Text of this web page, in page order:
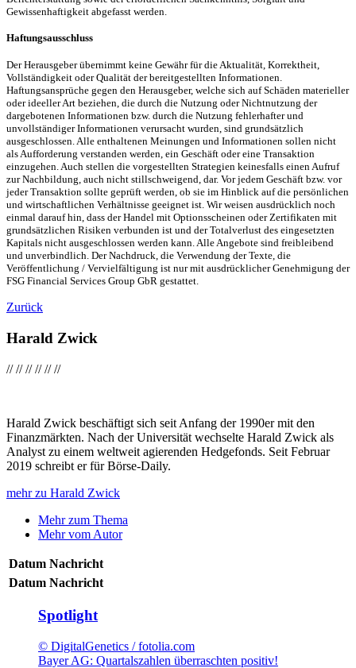
Gewissenhaftigkeit abgefasst werden.
Haftungsausschluss
Der Herausgeber übernimmt keine Gewähr für die Aktualität, Korrektheit,
Vollständigkeit oder Qualität der bereitgestellten Informationen.
Haftungsansprüche gegen den Herausgeber, welche sich auf Schäden materieller
oder ideeller Art beziehen, die durch die Nutzung oder Nichtnutzung der
dargebotenen Informationen bzw. durch die Nutzung fehlerhafter und
unvollständiger Informationen verursacht wurden, sind grundsätzlich
ausgeschlossen. Alle enthaltenen Meinungen und Informationen sollen nicht
als Aufforderung verstanden werden, ein Geschäft oder eine Transaktion
einzugehen. Auch stellen die vorgestellten Strategien keinesfalls einen Aufruf
zur Nachbildung, auch nicht stillschweigend, dar. Vor jedem Geschäft bzw. vor
jeder Transaktion sollte geprüft werden, ob sie im Hinblick auf die persönlichen
und wirtschaftlichen Verhältnisse geeignet ist. Wir weisen ausdrücklich noch
einmal darauf hin, dass der Handel mit Optionsscheinen oder Zertifikaten mit
grundsätzlichen Risiken verbunden ist und der Totalverlust des eingesetzten
Kapitals nicht ausgeschlossen werden kann. Alle Angebote sind freibleibend
und unverbindlich. Der Nachdruck, die Verwendung der Texte, die
Veröffentlichung / Vervielfältigung ist nur mit ausdrücklicher Genehmigung der
FSG Financial Services Group GbR gestattet.
Zurück
Harald Zwick
////////////
Harald Zwick beschäftigt sich seit Anfang der 1990er mit den
Finanzmärkten. Nach der Universität wechselte Harald Zwick als
Analyst zu einem weltweit agierenden Hedgefonds. Seit Februar
2019 schreibt er für Börse-Daily.
mehr zu Harald Zwick
Mehr zum Thema
Mehr vom Autor
Datum Nachricht
Datum Nachricht
Spotlight
© DigitalGenetics / fotolia.com
Bayer AG: Quartalszahlen überraschten positiv!